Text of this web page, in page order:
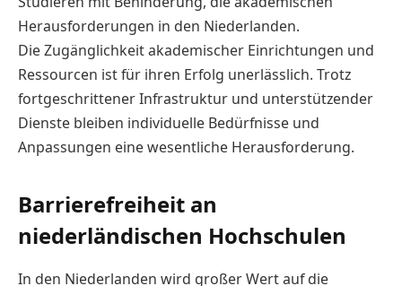
Herausforderungen in den Niederlanden.
Die Zugänglichkeit akademischer Einrichtungen und
Ressourcen ist für ihren Erfolg unerlässlich. Trotz
fortgeschrittener Infrastruktur und unterstützender
Dienste bleiben individuelle Bedürfnisse und
Anpassungen eine wesentliche Herausforderung.
Barrierefreiheit an
niederländischen Hochschulen
In den Niederlanden wird großer Wert auf die